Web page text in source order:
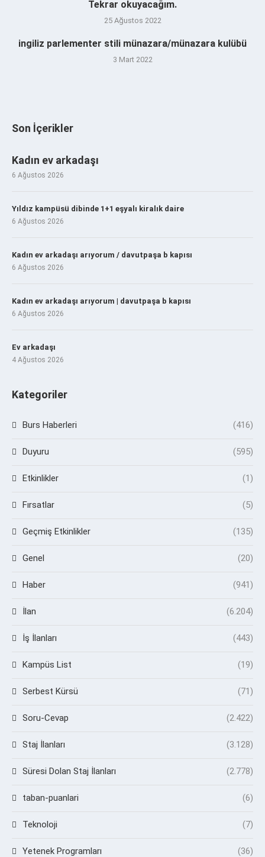
Tekrar okuyacağım.
25 Ağustos 2022
ingiliz parlementer stili münazara/münazara kulübü
3 Mart 2022
Son İçerikler
Kadın ev arkadaşı
6 Ağustos 2026
Yıldız kampüsü dibinde 1+1 eşyalı kiralık daire
6 Ağustos 2026
Kadın ev arkadaşı arıyorum / davutpaşa b kapısı
6 Ağustos 2026
Kadın ev arkadaşı arıyorum | davutpaşa b kapısı
6 Ağustos 2026
Ev arkadaşı
4 Ağustos 2026
Kategoriler
Burs Haberleri (416)
Duyuru (595)
Etkinlikler (1)
Fırsatlar (5)
Geçmiş Etkinlikler (135)
Genel (20)
Haber (941)
İlan (6.204)
İş İlanları (443)
Kampüs List (19)
Serbest Kürsü (71)
Soru-Cevap (2.422)
Staj İlanları (3.128)
Süresi Dolan Staj İlanları (2.778)
taban-puanlari (6)
Teknoloji (7)
Yetenek Programları (36)